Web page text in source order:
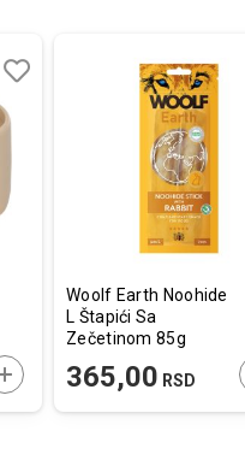
U KORPU
u
Woolf Earth Noohide
L Štapići Sa
Zečetinom 85g
365,00 RSD